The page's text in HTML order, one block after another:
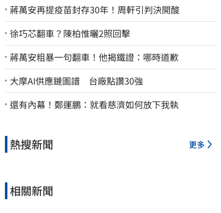
蔣萬安再提疫苗封存30年！周軒引判決開酸
徐巧芯翻車？陳柏惟曬2照回擊
蔣萬安粗暴一句翻車！他揭鐵證：哪時道歉
大摩AI供應鏈圖譜 台廠點讚30強
還有內幕！鄭運鵬：就看慈濟如何放下我執
熱搜新聞 更多
相關新聞